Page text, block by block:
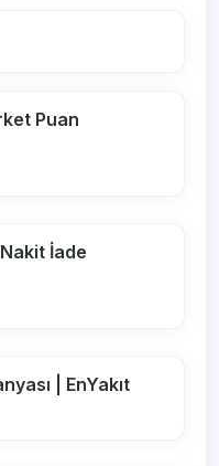
Puan
İade
| EnYakıt